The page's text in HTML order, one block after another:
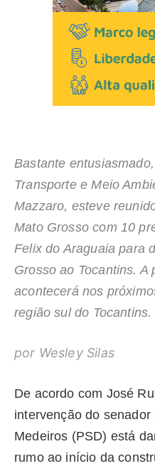
Bastante
Transporte e Meio
Mazzaro, esteve
Mato Grosso com 10
Felix do Araguaia para
Grosso ao Tocantins. A
acontecerá nos
região sul do Tocantins.
por Wesley Silas
De acordo com José
intervenção do
Medeiros (PSD) está
rumo ao início da